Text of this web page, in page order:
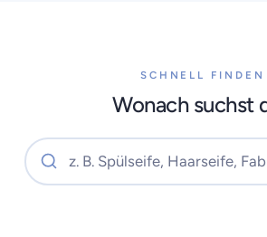
SCHNELL FINDEN
Wonach suchst